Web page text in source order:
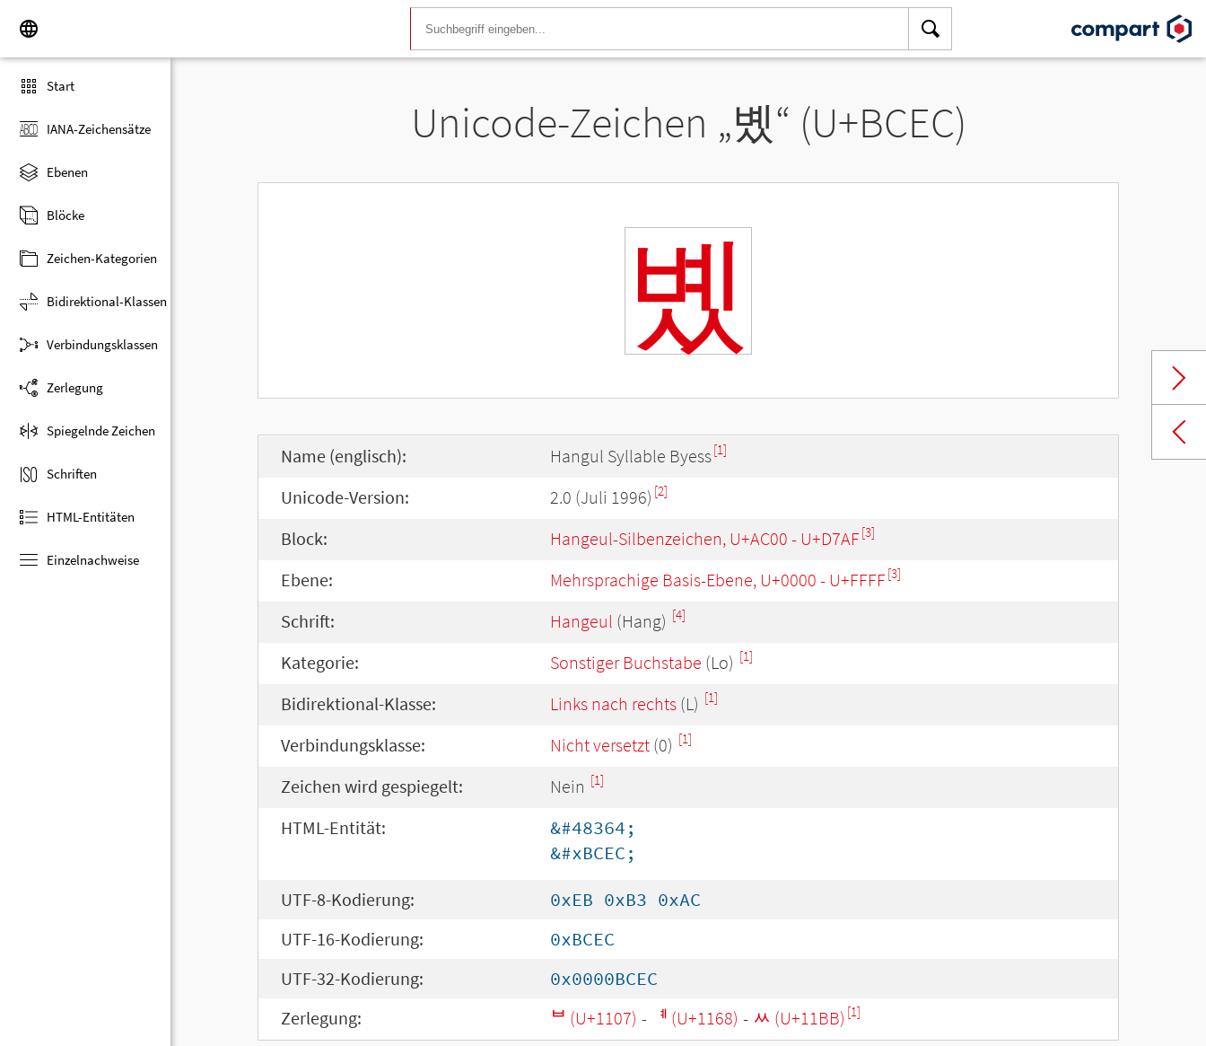
Start
IANA-Zeichensätze
Ebenen
Blöcke
Zeichen-Kategorien
Bidirektional-Klassen
Verbindungsklassen
Zerlegung
Spiegelnde Zeichen
Schriften
HTML-Entitäten
Einzelnachweise
Unicode-Zeichen „볬“ (U+BCEC)
볬
Name (englisch): Hangul Syllable Byess[1]
Unicode-Version: 2.0 (Juli 1996) [2]
Block: Hangeul-Silbenzeichen, U+AC00 - U+D7AF[3]
Ebene: Mehrsprachige Basis-Ebene, U+0000 - U+FFFF[3]
Schrift: Hangeul (Hang) [4]
Kategorie: Sonstiger Buchstabe (Lo) [1]
Bidirektional-Klasse: Links nach rechts (L) [1]
Verbindungsklasse: Nicht versetzt (0) [1]
Zeichen wird gespiegelt: Nein [1]
HTML-Entität:
&#48364;
&#xBCEC;
UTF-8-Kodierung:
0xEB 0xB3 0xAC
UTF-16-Kodierung:
0xBCEC
UTF-32-Kodierung:
0x0000BCEC
Zerlegung:
ᄇ (U+1107) - ᅨ (U+1168) - ᆻ (U+11BB) [1]